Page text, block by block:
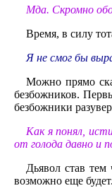
Мда. Скромно
Время, в силу
Я не смог бы
Можно прямо
безбожников.
безбожники
Как я понял,
от голода давно и
Дьявол став
возможно еще будет.